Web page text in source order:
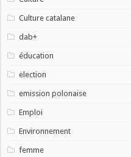
Culture catalane
dab+
éducation
election
emission polonaise
Emploi
Environnement
femme